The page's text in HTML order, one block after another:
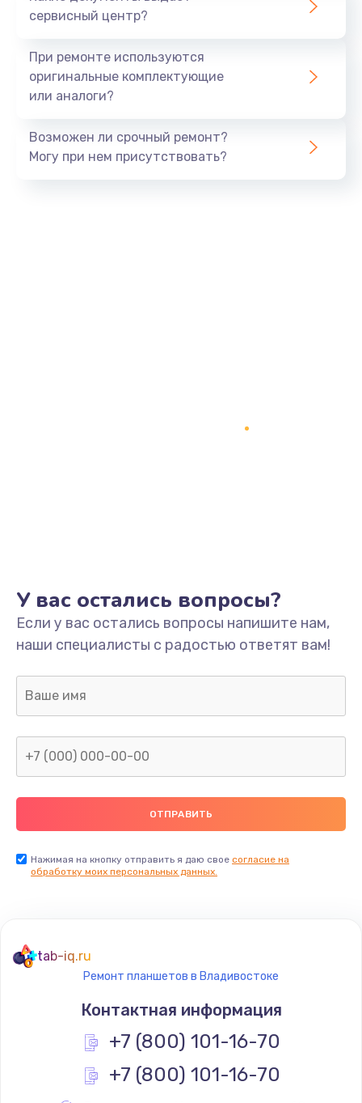
1530 руб.
Замена шлейфа матрицы
Замена кнопки включения
Замена процессора
1800 руб.
Замена системы охлаждения
1600 руб.
Замена термопасты
Заказать
Замена южного моста
2300 руб.
Заказать
Замена вебкамеры
сервисный центр?
При ремонте используются
оригинальные комплектующие
или аналоги?
Возможен ли срочный ремонт?
Могу при нем присутствовать?
У вас остались вопросы?
Если у вас остались вопросы напишите нам,
наши специалисты с радостью ответят вам!
Нажимая на кнопку отправить я даю свое согласие на
обработку моих персональных данных.
tab-iq.ru
Ремонт планшетов в Владивостоке
Контактная информация
+7 (800) 101-16-70
+7 (800) 101-16-70